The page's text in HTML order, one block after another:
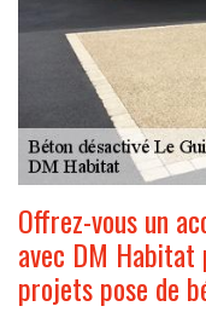
Offrez-vous un
avec DM
projets pose de